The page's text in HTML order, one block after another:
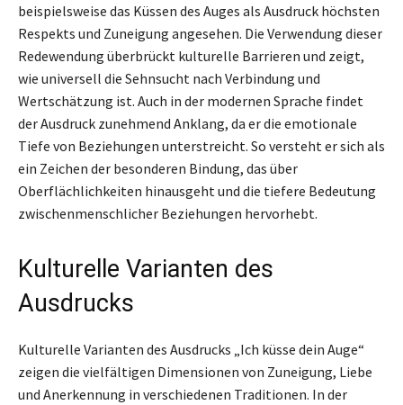
beispielsweise das Küssen des Auges als Ausdruck höchsten
Respekts und Zuneigung angesehen. Die Verwendung dieser
Redewendung überbrückt kulturelle Barrieren und zeigt,
wie universell die Sehnsucht nach Verbindung und
Wertschätzung ist. Auch in der modernen Sprache findet
der Ausdruck zunehmend Anklang, da er die emotionale
Tiefe von Beziehungen unterstreicht. So versteht er sich als
ein Zeichen der besonderen Bindung, das über
Oberflächlichkeiten hinausgeht und die tiefere Bedeutung
zwischenmenschlicher Beziehungen hervorhebt.
Kulturelle Varianten des
Ausdrucks
Kulturelle Varianten des Ausdrucks „Ich küsse dein Auge“
zeigen die vielfältigen Dimensionen von Zuneigung, Liebe
und Anerkennung in verschiedenen Traditionen. In der